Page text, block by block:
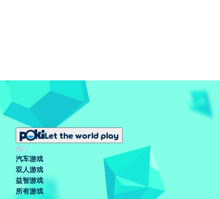
Let the world play
热门
汽车游戏
双人游戏
益智游戏
所有游戏